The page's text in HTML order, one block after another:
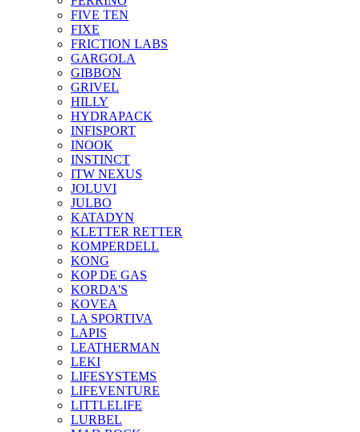
FIVE TEN
FIXE
FRICTION LABS
GARGOLA
GIBBON
GRIVEL
HILLY
HYDRAPACK
INFISPORT
INOOK
INSTINCT
ITW NEXUS
JOLUVI
JULBO
KATADYN
KLETTER RETTER
KOMPERDELL
KONG
KOP DE GAS
KORDA'S
KOVEA
LA SPORTIVA
LAPIS
LEATHERMAN
LEKI
LIFESYSTEMS
LIFEVENTURE
LITTLELIFE
LURBEL